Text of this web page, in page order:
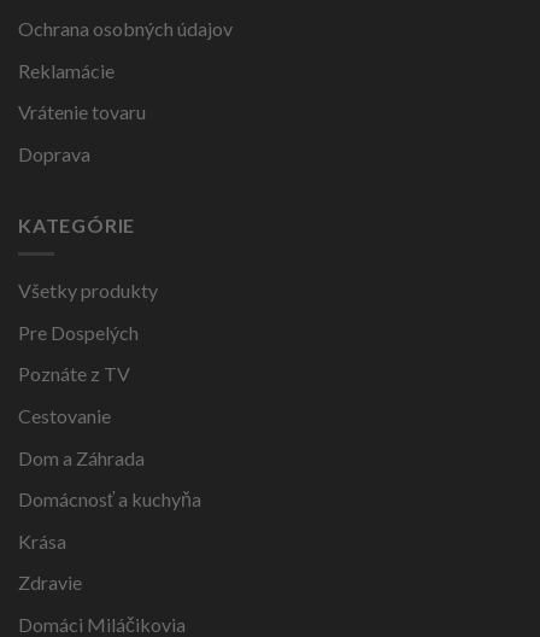
Ochrana osobných údajov
Reklamácie
Vrátenie tovaru
Doprava
KATEGÓRIE
Všetky produkty
Pre Dospelých
Poznáte z TV
Cestovanie
Dom a Záhrada
Domácnosť a kuchyňa
Krása
Zdravie
Domáci Miláčikovia